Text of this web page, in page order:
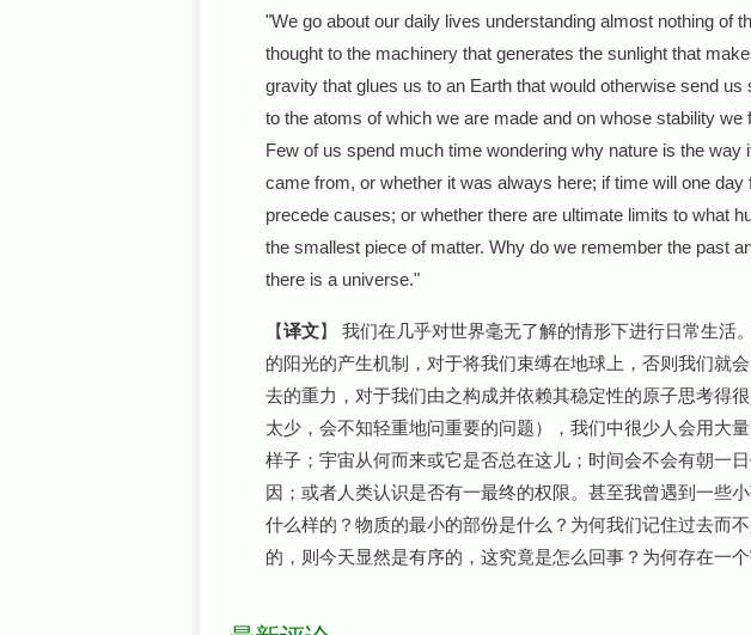
"We go about our daily lives understanding almost nothing of
thought to the machinery that generates the sunlight that
gravity that glues us to an Earth that would otherwise send us
to the atoms of which we are made and on whose stability we
Few of us spend much time wondering why nature is the way
came from, or whether it was always here; if time will one
precede causes; or whether there are ultimate limits to what
the smallest piece of matter. Why do we remember the past
there is a universe."
【译文】 我们在几乎对世界毫无了解的情形下进行日常生活
的阳光的产生机制，对于将我们束缚在地球上，否则我们就
去的重力，对于我们由之构成并依赖其稳定性的原子思考得
太少，会不知轻重地问重要的问题），我们中很少人会用大
样子；宇宙从何而来或它是否总在这儿；时间会不会有朝一
因；或者人类认识是否有一最终的权限。 甚至我曾遇到一些
什么样的？物质的最小的部份是什么？为何我们记住过去而
的，则今天显然是有序的，这究竟是怎么回事？为何存在一个